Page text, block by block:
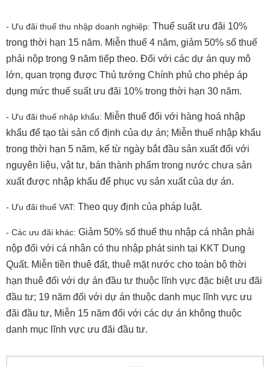
- Ưu đãi thuế thu nhập doanh nghiệp: Thuế suất ưu đãi 10%
trong thời hạn 15 năm. Miễn thuế 4 năm, giảm 50% số thuế
phải nộp trong 9 năm tiếp theo. Đối với các dự án quy mô
lớn, quan trọng được Thủ tướng Chính phủ cho phép áp
dụng mức thuế suất ưu đãi 10% trong thời hạn 30 năm.
- Ưu đãi thuế nhập khẩu: Miễn thuế đối với hàng hoá nhập
khẩu để tạo tài sản cố định của dự án; Miễn thuế nhập khẩu
trong thời hạn 5 năm, kể từ ngày bắt đầu sản xuất đối với
nguyên liệu, vật tư, bán thành phẩm trong nước chưa sản
xuất được nhập khẩu để phục vụ sản xuất của dự án.
- Ưu đãi thuế VAT: Theo quy định của pháp luật.
- Các ưu đãi khác: Giảm 50% số thuế thu nhập cá nhân phải
nộp đối với cá nhân có thu nhập phát sinh tại KKT Dung
Quất. Miễn tiền thuê đất, thuê mặt nước cho toàn bộ thời
hạn thuê đối với dự án đầu tư thuộc lĩnh vực đặc biệt ưu đãi
đầu tư; 19 năm đối với dự án thuộc danh mục lĩnh vực ưu
đãi đầu tư, Miễn 15 năm đối với các dự án không thuộc
danh mục lĩnh vực ưu đãi đầu tư.